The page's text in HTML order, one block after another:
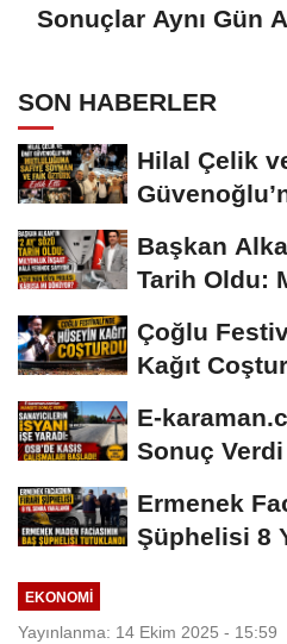
Sonuçlar Aynı Gün
SON HABERLER
Hilal Çelik
Başkan
Tarih Oldu:
Çoğlu
Kağıt
E-
Sonuç
Ermenek
Şüphelisi 8
EKONOMI
Yayınlanma: 14 Ekim 2025 - 15:59